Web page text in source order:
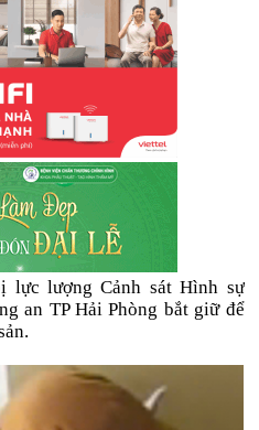
lực lượng Cảnh sát Hình sự
an TP Hải Phòng bắt giữ để